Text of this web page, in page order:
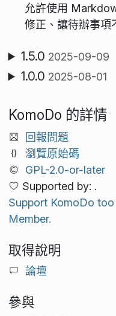
允許使用
修正、讓待辦事項
1.5.0 2025-09-09
1.0.0 2025-08-01
KomoDo 的詳情
回報問題
瀏覽原始碼
GPL-2.0-or-later
Supported by: .
Support KomoDo
Member.
取得說明
論壇
參與